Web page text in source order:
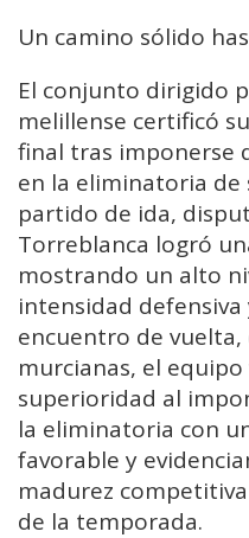
Un camino sólido
El conjunto dirigido
melillense certificó
final tras imponerse
en la eliminatoria de
partido de ida,
Torreblanca logró
mostrando un alto
intensidad defensiva
encuentro de
murcianas, el
superioridad al
la eliminatoria con
favorable y
madurez
de la temporada.